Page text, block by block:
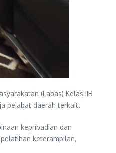
(Lapas) Kelas IIB
pejabat daerah terkait.
kepribadian dan
keterampilan,